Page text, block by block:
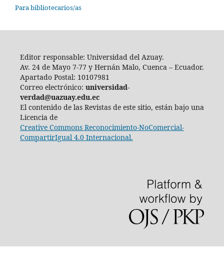
Para bibliotecarios/as
Editor responsable: Universidad del Azuay.
Av. 24 de Mayo 7-77 y Hernán Malo, Cuenca – Ecuador.
Apartado Postal: 10107981
Correo electrónico: universidad-
verdad@uazuay.edu.ec
El contenido de las Revistas de este sitio, están bajo una
Licencia de
Creative Commons Reconocimiento-NoComercial-
CompartirIgual 4.0 Internacional.